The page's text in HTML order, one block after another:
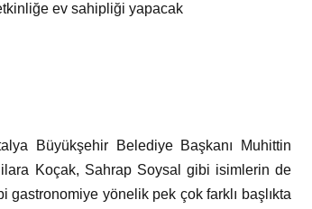
ev sahipliği yapacak
Büyükşehir Belediye Başkanı Muhittin
Koçak, Sahrap Soysal gibi isimlerin de
gastronomiye yönelik pek çok farklı başlıkta